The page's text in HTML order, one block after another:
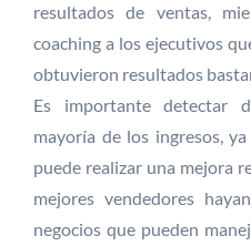
resultados de ventas,
coaching a los ejecutivos
obtuvieron resultados
Es importante detectar
mayoría de los ingresos,
puede realizar una mejora
mejores vendedores
negocios que pueden